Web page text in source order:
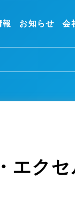
お知らせ 会
エク